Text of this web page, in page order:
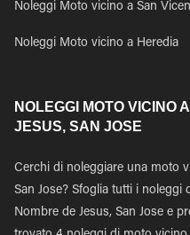
Noleggi Moto vicino a San
Noleggi Moto vicino a Heredia
NOLEGGI MOTO VICINO
JESUS, SAN JOSE
Cerchi di noleggiare una moto
San Jose? Sfoglia tutti i
Nombre de Jesus, San Jose e